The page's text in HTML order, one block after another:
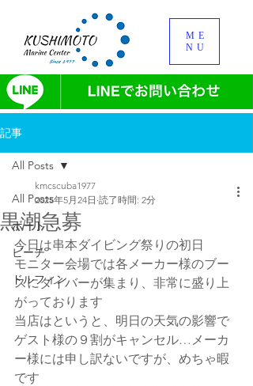
ME
NU
記事
All Posts
ボート
ビーチ
ドルフィン
All Posts
黒潮急募
kmcscuba1977
2025年5月24日 読了時間: 2分
今日は串本ダイビング祭りの初日
モニター会場では各メーカー様のブー
スにダイバーが集まり、非常に盛り上
がっております
当店はというと、明日の天気の影響で
ゲスト様の９割がキャンセル…メーカ
ー様には申し訳ないですが、めちゃ暇
です